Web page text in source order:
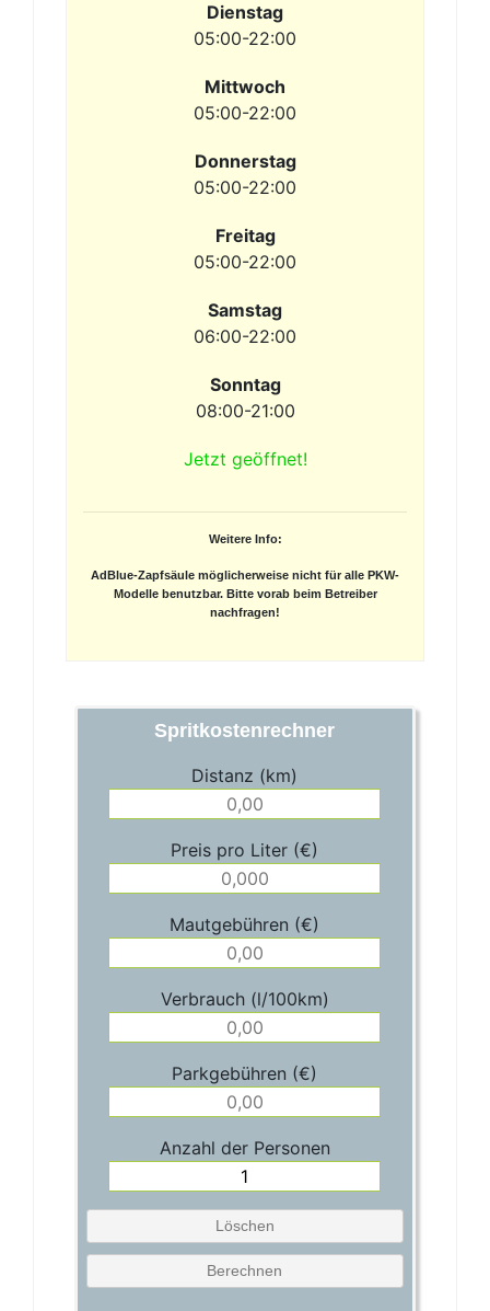
Dienstag
05:00-22:00
Mittwoch
05:00-22:00
Donnerstag
05:00-22:00
Freitag
05:00-22:00
Samstag
06:00-22:00
Sonntag
08:00-21:00
Jetzt geöffnet!
Weitere Info:
AdBlue-Zapfsäule möglicherweise nicht für alle PKW-
Modelle benutzbar. Bitte vorab beim Betreiber
nachfragen!
Spritkostenrechner
Distanz (km)
Preis pro Liter (€)
Mautgebühren (€)
Verbrauch (l/100km)
Parkgebühren (€)
Anzahl der Personen
Löschen
Berechnen